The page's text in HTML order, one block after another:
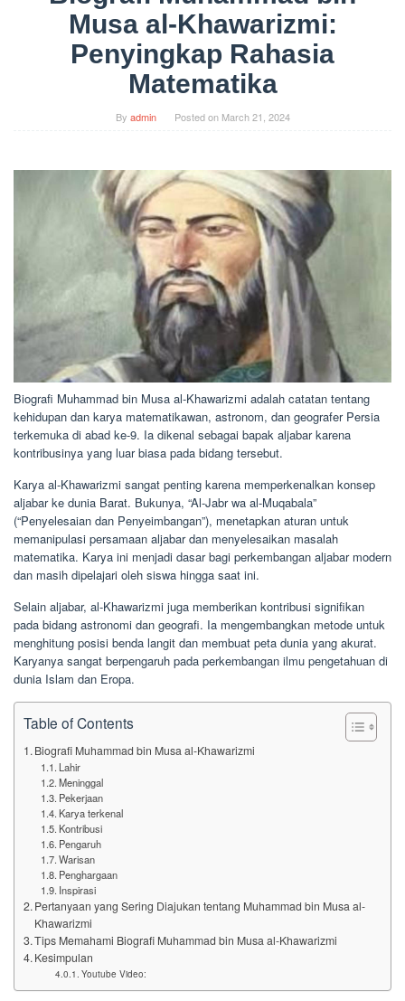
Musa al-Khawarizmi:
Penyingkap Rahasia
Matematika
By admin Posted on March 21, 2024
Biografi Muhammad bin Musa al-Khawarizmi adalah catatan tentang
kehidupan dan karya matematikawan, astronom, dan geografer Persia
terkemuka di abad ke-9. Ia dikenal sebagai bapak aljabar karena
kontribusinya yang luar biasa pada bidang tersebut.
Karya al-Khawarizmi sangat penting karena memperkenalkan konsep
aljabar ke dunia Barat. Bukunya, “Al-Jabr wa al-Muqabala”
(“Penyelesaian dan Penyeimbangan”), menetapkan aturan untuk
memanipulasi persamaan aljabar dan menyelesaikan masalah
matematika. Karya ini menjadi dasar bagi perkembangan aljabar modern
dan masih dipelajari oleh siswa hingga saat ini.
Selain aljabar, al-Khawarizmi juga memberikan kontribusi signifikan
pada bidang astronomi dan geografi. Ia mengembangkan metode untuk
menghitung posisi benda langit dan membuat peta dunia yang akurat.
Karyanya sangat berpengaruh pada perkembangan ilmu pengetahuan di
dunia Islam dan Eropa.
Table of Contents
Biografi Muhammad bin Musa al-Khawarizmi
Lahir
Meninggal
Pekerjaan
Karya terkenal
Kontribusi
Pengaruh
Warisan
Penghargaan
Inspirasi
Pertanyaan yang Sering Diajukan tentang Muhammad bin Musa al-
Khawarizmi
Tips Memahami Biografi Muhammad bin Musa al-Khawarizmi
Kesimpulan
Youtube Video: